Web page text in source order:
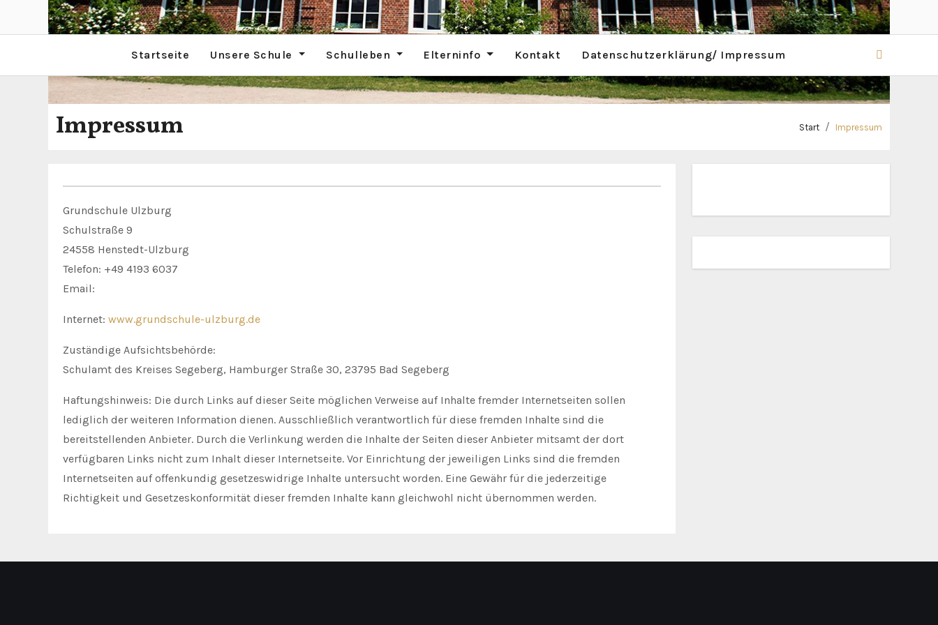
Startseite Unsere Schule Schulleben Elterninfo Kontakt Datenschutzerklärung/ Impressum
Impressum Start Impressum
Grundschule Ulzburg
Schulstraße 9
24558 Henstedt-Ulzburg
Telefon: +49 4193 6037
Email:
Internet: www.grundschule-ulzburg.de
Zuständige Aufsichtsbehörde:
Schulamt des Kreises Segeberg, Hamburger Straße 30, 23795 Bad Segeberg
Haftungshinweis: Die durch Links auf dieser Seite möglichen Verweise auf Inhalte fremder Internetseiten sollen
lediglich der weiteren Information dienen. Ausschließlich verantwortlich für diese fremden Inhalte sind die
bereitstellenden Anbieter. Durch die Verlinkung werden die Inhalte der Seiten dieser Anbieter mitsamt der dort
verfügbaren Links nicht zum Inhalt dieser Internetseite. Vor Einrichtung der jeweiligen Links sind die fremden
Internetseiten auf offenkundig gesetzeswidrige Inhalte untersucht worden. Eine Gewähr für die jederzeitige
Richtigkeit und Gesetzeskonformität dieser fremden Inhalte kann gleichwohl nicht übernommen werden.